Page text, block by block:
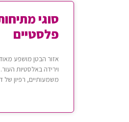
סוגי
פלסטיים
אזור הבטן מושפע
וירידה באלסטיות
משמעותיים, רפיון של